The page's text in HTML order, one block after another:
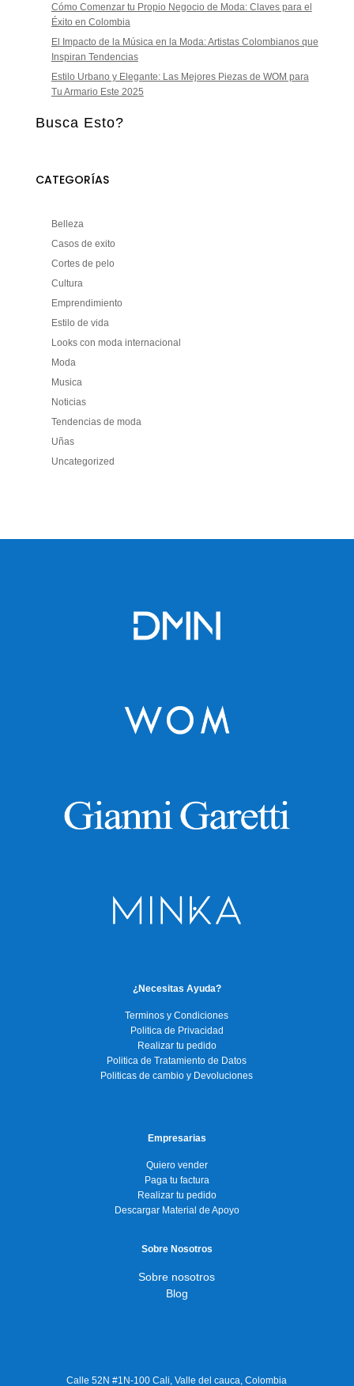
Cómo Comenzar tu Propio Negocio de Moda: Claves para el
Éxito en Colombia
El Impacto de la Música en la Moda: Artistas Colombianos que
Inspiran Tendencias
Estilo Urbano y Elegante: Las Mejores Piezas de WOM para
Tu Armario Este 2025
Busca Esto?
CATEGORÍAS
Belleza
Casos de exito
Cortes de pelo
Cultura
Emprendimiento
Estilo de vida
Looks con moda internacional
Moda
Musica
Noticias
Tendencias de moda
Uñas
Uncategorized
¿Necesitas Ayuda?
Terminos y Condiciones
Politica de Privacidad
Realizar tu pedido
Politica de Tratamiento de Datos
Politicas de cambio y Devoluciones
Empresarias
Quiero vender
Paga tu factura
Realizar tu pedido
Descargar Material de Apoyo
Sobre Nosotros
Sobre nosotros
Blog
Calle 52N #1N-100 Cali, Valle del cauca, Colombia